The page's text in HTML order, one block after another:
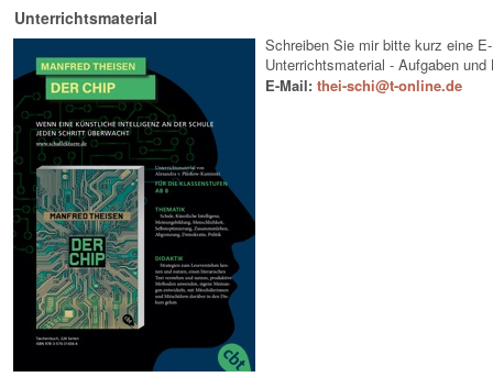
Unterrichtsmaterial
Schreiben Sie mir bitte kurz eine
Unterrichtsmaterial - Aufgaben
E-Mail: thei-schi@t-online.de